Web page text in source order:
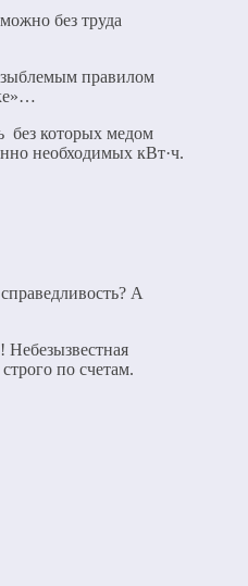
без труда
правилом
без которых медом
необходимых кВт·ч.
А
по счетам.